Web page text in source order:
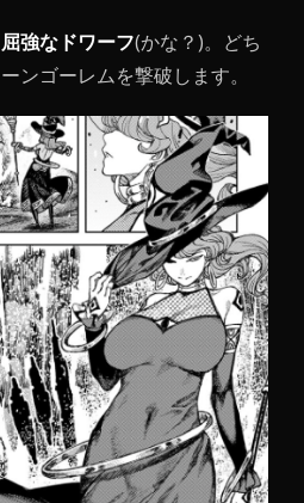
屈強なドワーフ(かな？)。どち
ンゴーレムを撃破します。